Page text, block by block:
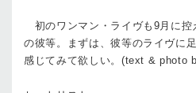
初のワンマン・ライヴも9月に控
の彼等。まずは、彼等のライヴに
感じてみて欲しい。(text & photo